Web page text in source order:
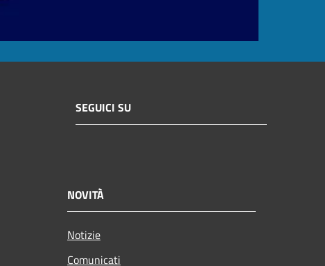
SEGUICI SU
NOVITÀ
Notizie
Comunicati